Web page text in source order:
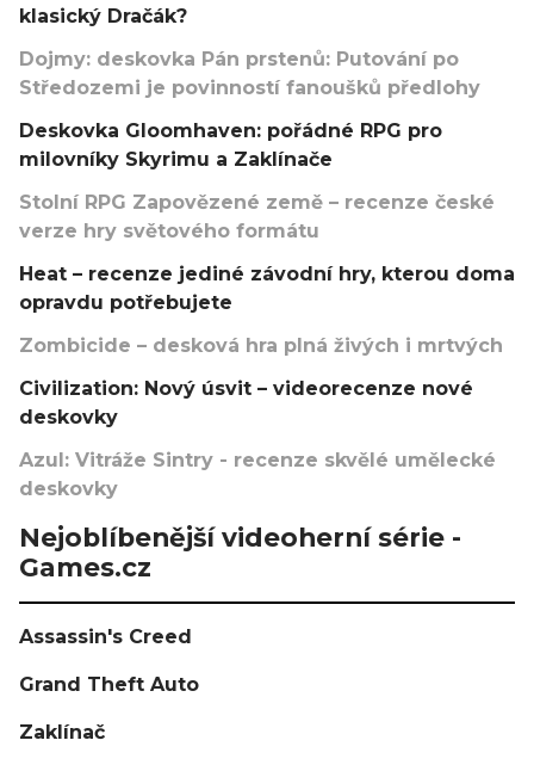
klasický Dračák?
Dojmy: deskovka Pán prstenů: Putování po
Středozemi je povinností fanoušků předlohy
Deskovka Gloomhaven: pořádné RPG pro
milovníky Skyrimu a Zaklínače
Stolní RPG Zapovězené země – recenze české
verze hry světového formátu
Heat – recenze jediné závodní hry, kterou doma
opravdu potřebujete
Zombicide – desková hra plná živých i mrtvých
Civilization: Nový úsvit – videorecenze nové
deskovky
Azul: Vitráže Sintry - recenze skvělé umělecké
deskovky
Nejoblíbenější videoherní série -
Games.cz
Assassin's Creed
Grand Theft Auto
Zaklínač